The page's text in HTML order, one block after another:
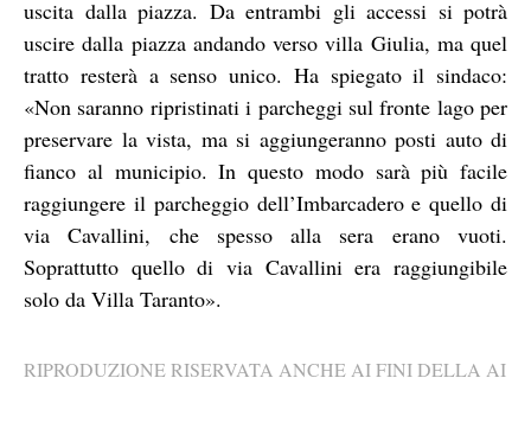
uscita dalla piazza. Da entrambi gli accessi si potrà
uscire dalla piazza andando verso villa Giulia, ma quel
tratto resterà a senso unico. Ha spiegato il sindaco:
«Non saranno ripristinati i parcheggi sul fronte lago per
preservare la vista, ma si aggiungeranno posti auto di
fianco al municipio. In questo modo sarà più facile
raggiungere il parcheggio dell’Imbarcadero e quello di
via Cavallini, che spesso alla sera erano vuoti.
Soprattutto quello di via Cavallini era raggiungibile
solo da Villa Taranto».
RIPRODUZIONE RISERVATA ANCHE AI FINI DELLA AI